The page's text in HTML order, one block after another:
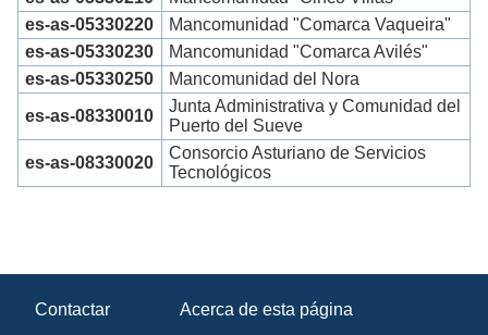
es-as-05330220
Mancomunidad "Comarca Vaqueira"
es-as-05330230
Mancomunidad "Comarca Avilés"
es-as-05330250
Mancomunidad del Nora
es-as-08330010
Junta Administrativa y Comunidad del
Puerto del Sueve
es-as-08330020
Consorcio Asturiano de Servicios
Tecnológicos
Contactar
Acerca de esta página